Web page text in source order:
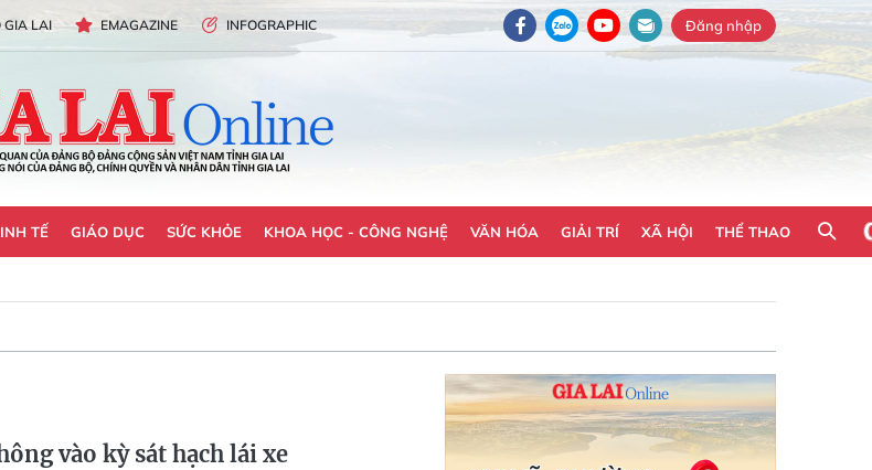
GIA LAI EMAGAZINE INFOGRAPHIC Đăng nhập
TẾ GIÁO DỤC SỨC KHỎE KHOA HỌC - CÔNG NGHỆ VĂN HÓA GIẢI TRÍ XÃ HỘI THỂ THAO
vào kỳ sát hạch lái xe